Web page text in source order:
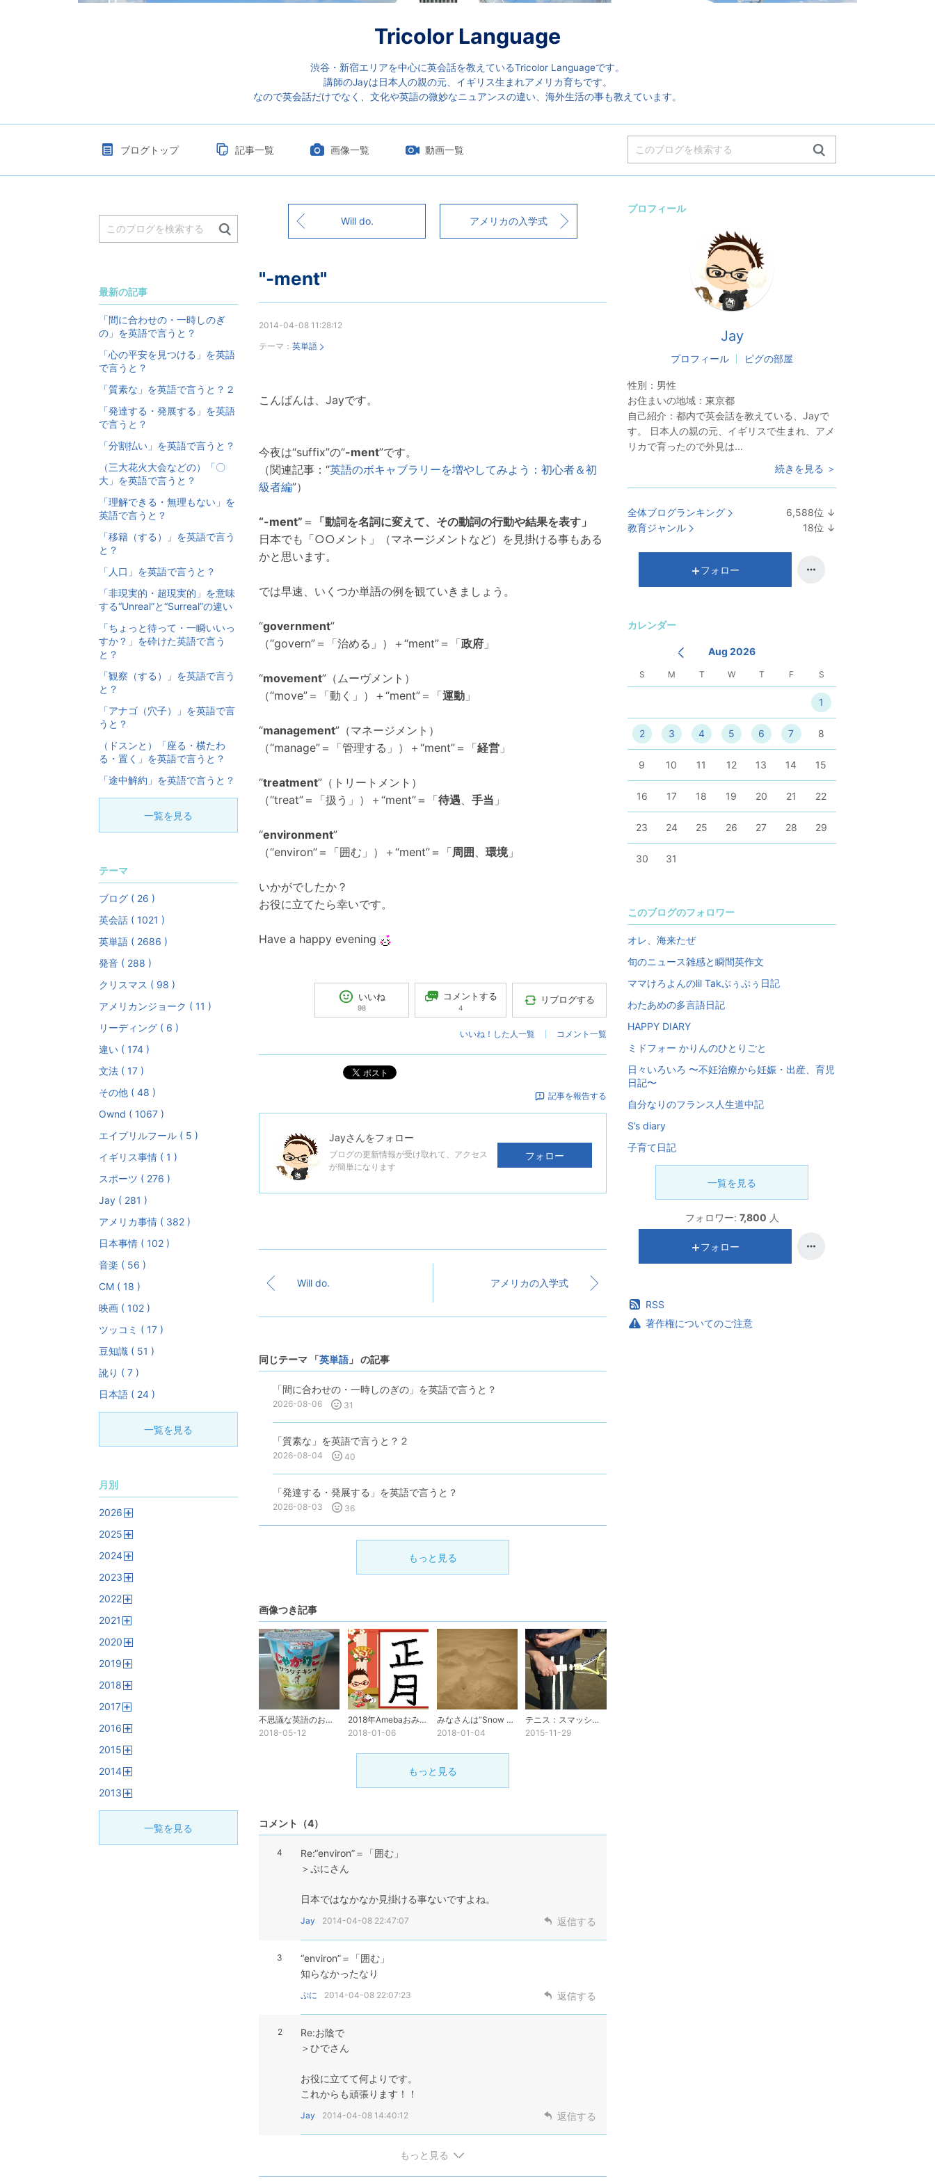
Tricolor Language
渋谷・新宿エリアを中心に英会話を教えているTricolor Languageです。
講師のJayは日本人の親の元、イギリス生まれアメリカ育ちです。
なので英会話だけでなく、文化や英語の微妙なニュアンスの違い、海外生活の事も教えています。
ブログトップ 記事一覧 画像一覧 動画一覧
Will do. アメリカの入学式
"-ment"
2014-04-08 11:28:12
テーマ： 英単語
こんばんは、Jayです。
今夜は“suffix”の“-ment”です。
（関連記事：“英語のボキャブラリーを増やしてみよう：初心者＆初
級者編”）
“-ment” ＝
「動詞を名詞に変えて、その動詞の行動や結果を表す」
日本でも「○○メント」（マネージメントなど）を見掛ける事もある
かと思います。
では早速、いくつか単語の例を観ていきましょう。
“government”
（“govern”＝「治める」）＋“ment”＝「政府 」
“movement”（ムーヴメント）
（“move”＝「動く」）＋“ment”＝「運動 」
“management”（マネージメント）
（“manage”＝「管理する」）＋“ment”＝「経営 」
“treatment”（トリートメント）
（“treat”＝「扱う」）＋“ment”＝「待遇、 手当 」
“environment”
（“environ”＝「囲む」）＋“ment”＝「周囲 、 環境」
いかがでしたか？
お役に立てたら幸いです。
Have a happy evening
いいね
98
コメントする
4
リブログする
いいね！した人一覧 コメント一覧
ポスト
記事を報告する
Jayさんをフォロー
ブログの更新情報が受け取れて、アクセス
が簡単になります
フォロー
Will do. アメリカの入学式
同じテーマ 「英単語 」 の記事
「間に合わせの・一時しのぎの」を英語で言うと？
2026-08-06 31
「質素な」を英語で言うと？２
2026-08-04 40
「発達する・発展する」を英語で言うと？
2026-08-03 36
もっと見る
画像つき記事
不思議な英語のお菓子
2018-05-12
2018年Amebaおみくじ
2018-01-06
みなさんは“Snow Angel”を見た事ありますか？
2018-01-04
テニス：スマッシュでケガをしないために
2015-11-29
もっと見る
コメント （4）
4
Re:“environ”＝「囲む」
＞ぷにさん
日本ではなかなか見掛ける事ないですよね。
Jay 2014-04-08 22:47:07 返信する
3
“environ”＝「囲む」
知らなかったなり
ぷに 2014-04-08 22:07:23 返信する
2
Re:お陰で
＞ひでさん
お役に立てて何よりです。
これからも頑張ります！！
Jay 2014-04-08 14:40:12 返信する
もっと見る
プロフィール
Jay
プロフィール ピグの部屋
性別： 男性
お住まいの地域： 東京都
自己紹介： 都内で英会話を教えている、Jayで
す。 日本人の親の元、イギリスで生まれ、アメ
リカで育ったので外見は...
続きを見る ＞
全体ブログランキング 6,588位 ↓
教育ジャンル 18位 ↓
フォロー
カレンダー
Aug 2026
S M T W T F S
1
2 3 4 5 6 7 8
9 10 11 12 13 14 15
16 17 18 19 20 21 22
23 24 25 26 27 28 29
30 31
このブログのフォロワー
オレ、海来たぜ
旬のニュース雑感と瞬間英作文
ママけろよんのlil Takぷぅぷぅ日記
わたあめの多言語日記
HAPPY DIARY
ミドフォー かりんのひとりごと
日々いろいろ 〜不妊治療から妊娠・出産、育児
日記〜
自分なりのフランス人生道中記
S’s diary
子育て日記
一覧を見る
フォロワー: 7,800 人
フォロー
RSS
著作権についてのご注意
最新の記事
「間に合わせの・一時しのぎ
の」を英語で言うと？
「心の平安を見つける」を英語
で言うと？
「質素な」を英語で言うと？２
「発達する・発展する」を英語
で言うと？
「分割払い」を英語で言うと？
（三大花火大会などの）「〇
大」を英語で言うと？
「理解できる・無理もない」を
英語で言うと？
「移籍（する）」を英語で言う
と？
「人口」を英語で言うと？
「非現実的・超現実的」を意味
する“Unreal”と“Surreal”の違い
「ちょっと待って・一瞬いいっ
すか？」を砕けた英語で言う
と？
「観察（する）」を英語で言う
と？
「アナゴ（穴子）」を英語で言
うと？
（ドスンと）「座る・横たわ
る・置く」を英語で言うと？
「途中解約」を英語で言うと？
一覧を見る
テーマ
ブログ ( 26 )
英会話 ( 1021 )
英単語 ( 2686 )
発音 ( 288 )
クリスマス ( 98 )
アメリカンジョーク ( 11 )
リーディング ( 6 )
違い ( 174 )
文法 ( 17 )
その他 ( 48 )
Ownd ( 1067 )
エイプリルフール ( 5 )
イギリス事情 ( 1 )
スポーツ ( 276 )
Jay ( 281 )
アメリカ事情 ( 382 )
日本事情 ( 102 )
音楽 ( 56 )
CM ( 18 )
映画 ( 102 )
ツッコミ ( 17 )
豆知識 ( 51 )
訛り ( 7 )
日本語 ( 24 )
一覧を見る
月別
2026
2025
2024
2023
2022
2021
2020
2019
2018
2017
2016
2015
2014
2013
一覧を見る